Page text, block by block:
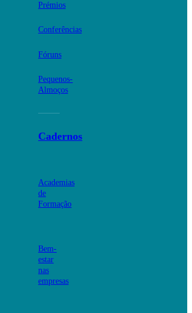
Prémios
Conferências
Fóruns
Pequenos-
Almoços
Cadernos
Academias
de
Formação
Bem-
estar
nas
empresas